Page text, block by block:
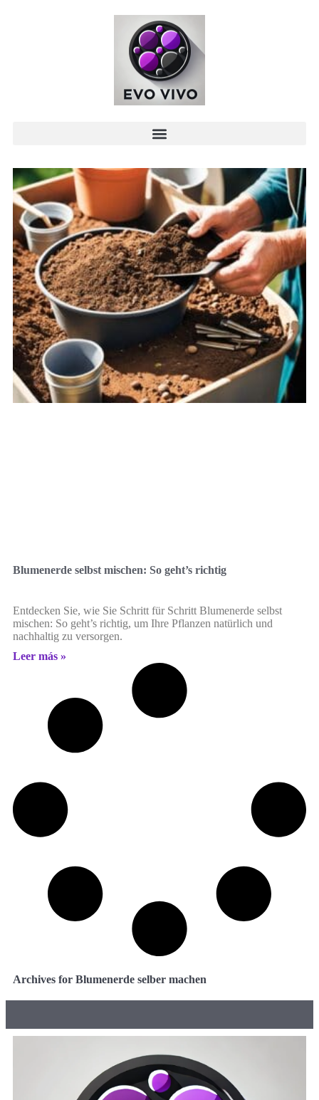
Blumenerde selbst mischen: So geht’s richtig
Entdecken Sie, wie Sie Schritt für Schritt Blumenerde selbst
mischen: So geht’s richtig, um Ihre Pflanzen natürlich und
nachhaltig zu versorgen.
Leer más »
Archives for Blumenerde selber machen